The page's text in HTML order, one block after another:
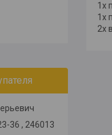
1x
1x
2x
36 , 246013